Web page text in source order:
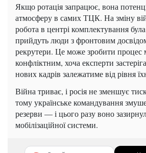
Якщо ротація запрацює, вона
атмосферу в самих ТЦК. На зміну
робота в центрі комплектування
прийдуть люди з фронтовим
рекрутери. Це може зробити процес
конфліктним, хоча експерти
нових кадрів залежатиме від рівня
Війна триває, і росія не зменшує
тому українське командування
резерви — і цього разу воно
мобілізаційної системи.